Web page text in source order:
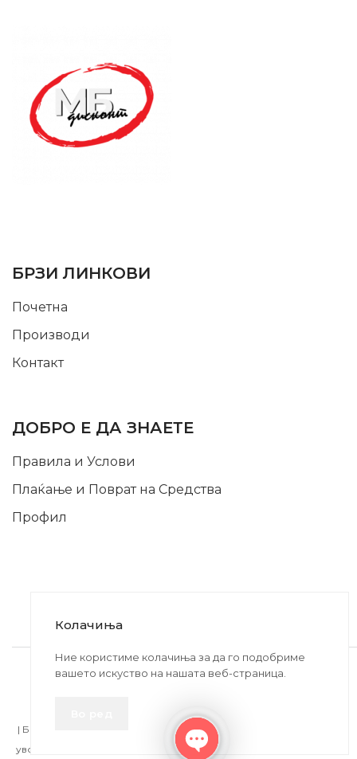
БРЗИ ЛИНКОВИ
Почетна
Производи
Контакт
ДОБРО Е ДА ЗНАЕТЕ
Правила и Услови
Плаќање и Поврат на Средства
Профил
2020-2024 © MB DISKONT. Изработено од
БРАМИТ ДООЕЛ
| БРАЌА МИНКОВИ 57, 2400 СТРУМИЦА | ДПТУ
увоз-извоз Струмица Д.Б.: MK4027005146330 | ЕМБС: 6030530 |
Колачиња
Ние користиме колачиња за да го подобриме
вашето искуство на нашата веб-страница.